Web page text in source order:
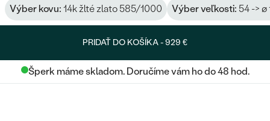
Výber kovu: 14k žlté zlato 585/1000 Výber veľkosti: 54 -> ø
PRIDAŤ DO KOŠÍKA -929 €
Šperk máme skladom. Doručíme vám ho do 48 hod.